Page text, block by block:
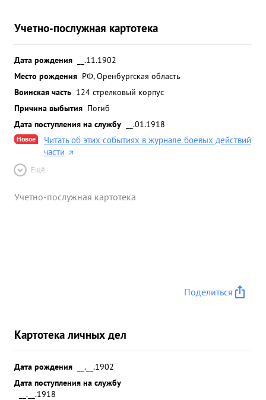
Учетно-послужная картотека
Дата рождения
__.11.1902
Место рождения РФ, Оренбургская область
Воинская часть 124 стрелковый корпус
Причина выбытия Погиб
Дата поступления на службу
__.01.1918
Новое
Читать об этих событиях в журнале боевых действий
части
Ещё
Учетно-послужная картотека
Поделиться
Картотека личных дел
Дата рождения
__.__.1902
Дата поступления на службу
__.__.1918